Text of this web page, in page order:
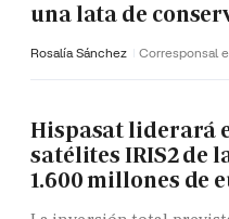
una lata de
Rosalía Sánchez Corresponsal
Hispasat liderará
satélites IRIS2 de
1.600 millones de